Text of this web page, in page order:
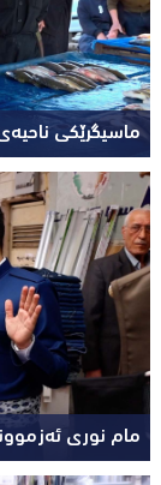
ماسیگرێکی
مام نوری